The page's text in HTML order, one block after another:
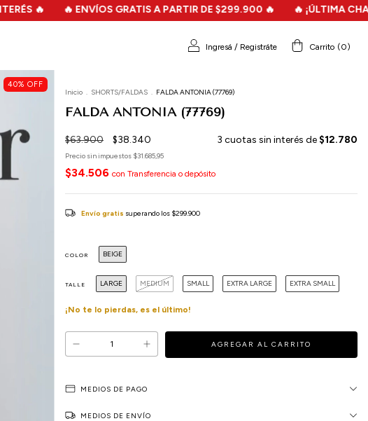
🔥 ENVÍOS GRATIS A PARTIR DE $299.900 🔥 🔥 ¡ÚLTIMA CHANCE! 🔥
Ingresá / Registráte Carrito (0)
40% OFF
Inicio . SHORTS/FALDAS . FALDA ANTONIA (77769)
FALDA ANTONIA (77769)
$63.900 $38.340 3 cuotas sin interés de $12.780
Precio sin impuestos $31.685,95
$34.506 con Transferencia o depósito
Envío gratis superando los $299.900
COLOR BEIGE
TALLE LARGE MEDIUM SMALL EXTRA LARGE EXTRA SMALL
¡No te lo pierdas, es el último!
MEDIOS DE PAGO
MEDIOS DE ENVÍO